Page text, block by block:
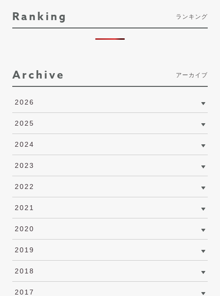
Ranking ランキング
Archive アーカイブ
2026
2025
2024
2023
2022
2021
2020
2019
2018
2017